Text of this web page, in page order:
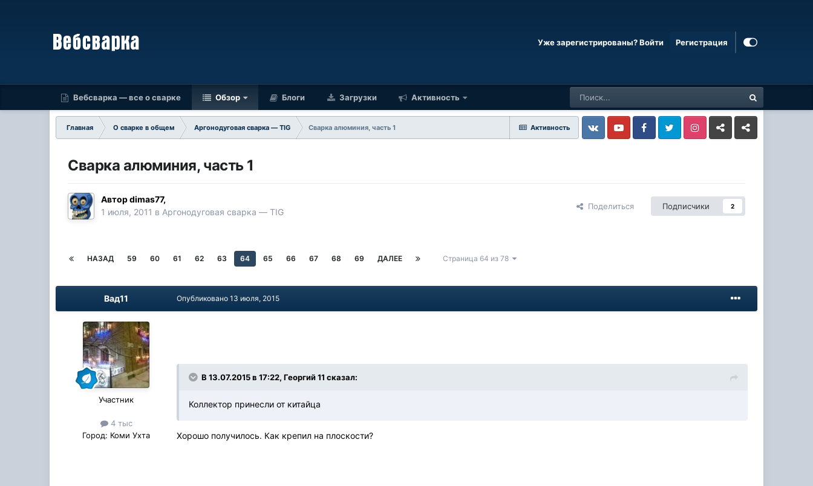
Уже зарегистрированы? Войти Регистрация
Вебсварка — все о сварке Обзор Блоги Загрузки Активность
Активность
Главная О сварке в общем Аргонодуговая сварка — TIG
Сварка алюминия, часть 1
VkontakteYouTube FacebookTwitter InstagramLivejournalOdnoklassniki
Сварка алюминия, часть 1
Авторdimas77,
1 июля, 2011 в Аргонодуговая сварка — TIG
Поделиться Подписчики 2
НАЗАД 59 60 61 62 63 64 65 66 67 68 69 ДАЛЕЕ Страница 64 из 78
Вад11
Участник
4 тыс
Город: Коми Ухта
Опубликовано13 июля, 2015
В 13.07.2015 в 17:22, Георгий 11 сказал:
Коллектор принесли от китайца
Хорошо получилось. Как крепил на плоскости?